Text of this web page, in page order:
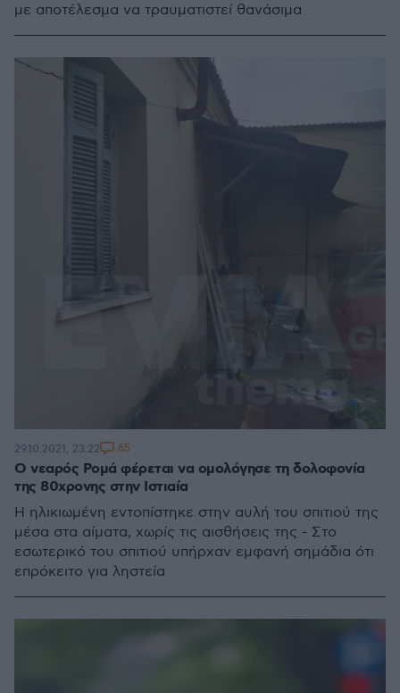
με αποτέλεσμα να τραυματιστεί θανάσιμα
Ο νεαρός Ρομά φέρεται να ομολόγησε τη δολοφονία
της 80χρονης στην Ιστιαία
Η ηλικιωμένη εντοπίστηκε στην αυλή του σπιτιού της
μέσα στα αίματα, χωρίς τις αισθήσεις της - Στο
εσωτερικό του σπιτιού υπήρχαν εμφανή σημάδια ότι
επρόκειτο για ληστεία
29.10.2021, 23:22 65